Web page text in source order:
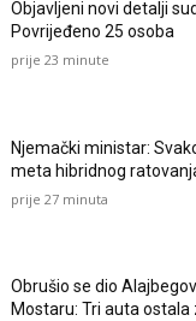
Objavljeni novi detalji
Povrijeđeno 25 osoba
prije 23 minute
Njemački ministar:
meta hibridnog
prije 27 minuta
Obrušio se dio
Mostaru: Tri auta ostala